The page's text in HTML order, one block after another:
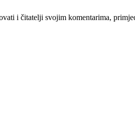
i čitatelji svojim komentarima,